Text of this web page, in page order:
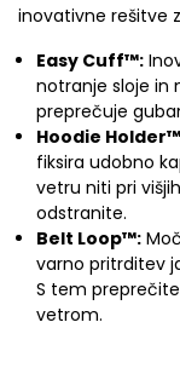
inovativne rešitve
Easy Cuff™:
notranje sloje in
preprečuje
Hoodie
fiksira udobno
vetru niti pri
odstranite.
Belt Loop™:
varno pritrditev
S tem
vetrom.